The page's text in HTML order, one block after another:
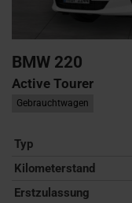
BMW 220
Active Tourer
Gebrauchtwagen
Typ
Kilometerstand
Erstzulassung